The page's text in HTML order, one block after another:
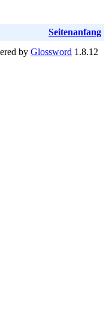
Seitenanfang
by Glossword 1.8.12